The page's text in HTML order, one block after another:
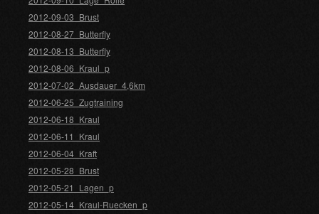
2012-09-03_Brust
2012-08-27_Butterfly
2012-08-13_Butterfly
2012-08-06_Kraul_p
2012-07-02_Ausdauer_4,6km
2012-06-25_Zugtraining
2012-06-18_Kraul
2012-06-11_Kraul
2012-06-04_Kraft
2012-05-28_Brust
2012-05-21_Lagen_p
2012-05-14_Kraul-Ruecken_p